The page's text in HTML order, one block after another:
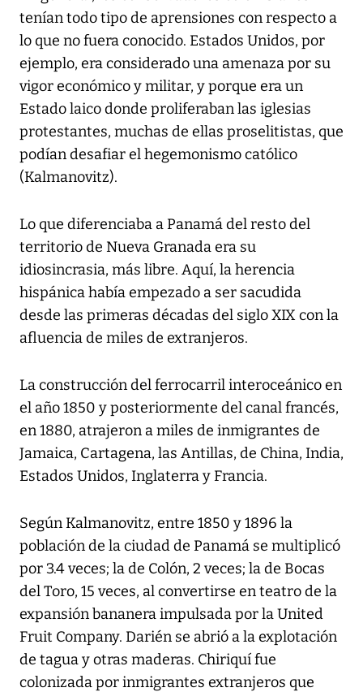
tenían todo tipo de aprensiones con respecto a
lo que no fuera conocido. Estados Unidos, por
ejemplo, era considerado una amenaza por su
vigor económico y militar, y porque era un
Estado laico donde proliferaban las iglesias
protestantes, muchas de ellas proselitistas, que
podían desafiar el hegemonismo católico
(Kalmanovitz).
Lo que diferenciaba a Panamá del resto del
territorio de Nueva Granada era su
idiosincrasia, más libre. Aquí, la herencia
hispánica había empezado a ser sacudida
desde las primeras décadas del siglo XIX con la
afluencia de miles de extranjeros.
La construcción del ferrocarril interoceánico en
el año 1850 y posteriormente del canal francés,
en 1880, atrajeron a miles de inmigrantes de
Jamaica, Cartagena, las Antillas, de China, India,
Estados Unidos, Inglaterra y Francia.
Según Kalmanovitz, entre 1850 y 1896 la
población de la ciudad de Panamá se multiplicó
por 3.4 veces; la de Colón, 2 veces; la de Bocas
del Toro, 15 veces, al convertirse en teatro de la
expansión bananera impulsada por la United
Fruit Company. Darién se abrió a la explotación
de tagua y otras maderas. Chiriquí fue
colonizada por inmigrantes extranjeros que